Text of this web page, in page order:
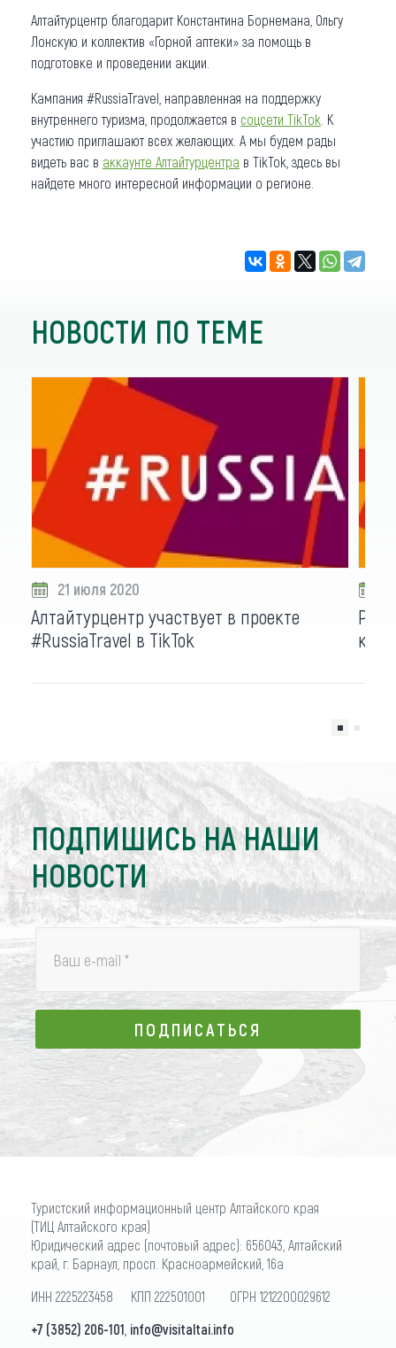
Алтайтурцентр благодарит Константина Борнемана, Ольгу
Лонскую и коллектив «Горной аптеки» за помощь в
подготовке и проведении акции.
Кампания #RussiaTravel, направленная на поддержку
внутреннего туризма, продолжается в соцсети TikTok . К
участию приглашают всех желающих. А мы будем рады
видеть вас в аккаунте Алтайтурцентра в TikTok, здесь вы
найдете много интересной информации о регионе.
НОВОСТИ ПО ТЕМЕ
21 июля 2020
Алтайтурцентр участвует в проекте
#RussiaTravel в TikTok
ПОДПИШИСЬ НА НАШИ
НОВОСТИ
Ваш e-mail *
ПОДПИСАТЬСЯ
ПОДПИСАТЬСЯ
Туристский информационный центр Алтайского края
(ТИЦ Алтайского края)
Юридический адрес (почтовый адрес): 656043, Алтайский
край, г. Барнаул, просп. Красноармейский, 16а
ИНН 2225223458 КПП 222501001 ОГРН 1212200029612
+7 (3852) 206-101 info@visitaltai.info